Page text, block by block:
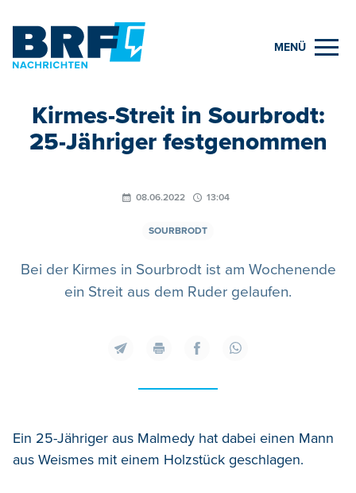
MENÜ
Kirmes-Streit in Sourbrodt:
25-Jähriger festgenommen
08.06.2022 13:04
SOURBRODT
Bei der Kirmes in Sourbrodt ist am Wochenende
ein Streit aus dem Ruder gelaufen.
Ein 25-Jähriger aus Malmedy hat dabei einen Mann
aus Weismes mit einem Holzstück geschlagen.